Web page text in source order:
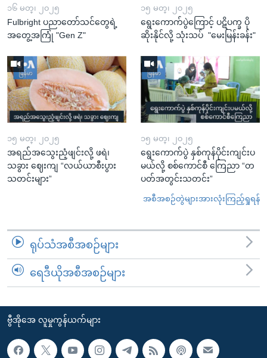
၁၆ မတ္၊ ၂၀၂၅
Fulbright ပညာတော်သင်တွေရဲ့
အတွေ့အကြုံ "Gen Z"
၁၅ မတ္၊ ၂၀၂၅
ရွေးကောက်ပွဲကြောင့် ပဋိပက္ခ ပို
ဆိုးနိုင်လို့ သုံးသပ် "မေးမြန်းခန်း"
၁၅ မတ္၊ ၂၀၂၅
အရည်အသွေးညံ့ဖျင်းလို့ ဖရဲ၊
သခွား ဈေးကျ “လယ်ယာစီးပွား
သတင်းများ”
၁၅ မတ္၊ ၂၀၂၅
ရွေးကောက်ပွဲ နှစ်ကုန်ပိုင်းကျင်းပ
မယ်လို့ စစ်ကောင်စီ ကြေညာ “တ
ပတ်အတွင်းသတင်း”
အစီအစဉ်တွဲများအားလုံးကြည့်ရှုရန်
ရုပ်သံအစီအစဉ်များ
ရေဒီယိုအစီအစဉ်များ
ဗွီအိုအေ လူမှုကွန်ယက်များ